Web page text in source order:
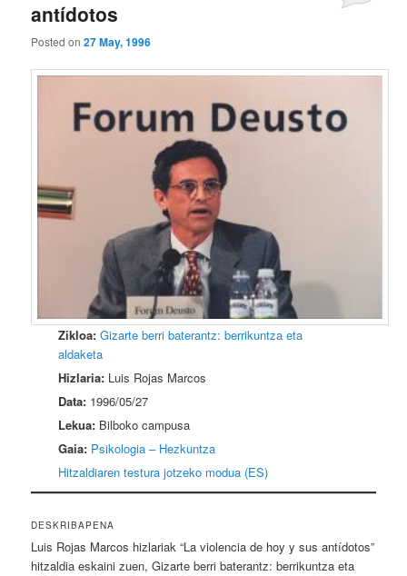
antídotos
Posted on27 May, 1996
Zikloa: Gizarte berri baterantz: berrikuntza eta
aldaketa
Hizlaria: Luis Rojas Marcos
Data: 1996/05/27
Lekua: Bilboko campusa
Gaia: Psikologia – Hezkuntza
Hitzaldiaren testura jotzeko modua (ES)
DESKRIBAPENA
Luis Rojas Marcos hizlariak “La violencia de hoy y sus antídotos”
hitzaldia eskaini zuen, Gizarte berri baterantz: berrikuntza eta